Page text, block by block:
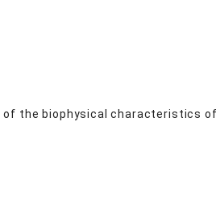
the biophysical characteristics